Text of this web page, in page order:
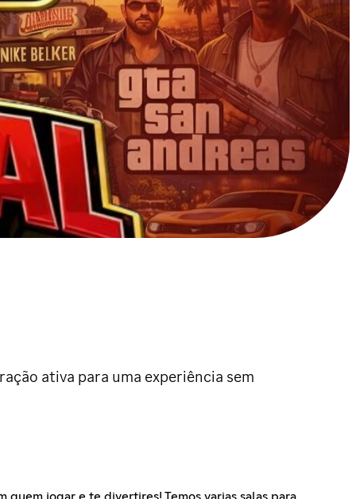
ativa para uma experiência sem
jogar e te divertires! Temos varias salas para